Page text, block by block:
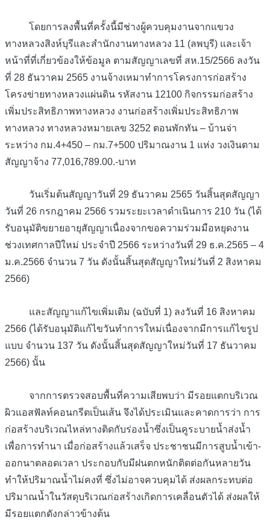
โดยการลงพื้นที่ครั้งนี้มีช่างผู้ควบคุมงานจากแขวง
ทางหลวงสิงห์บุรีและสำนักงานทางหลวง 11 (ลพบุรี) และเจ้า
หน้าที่ที่เกี่ยวข้องให้ข้อมูล ตามสัญญาเลขที่ สห.15/2566 ลงวัน
ที่ 28 ธันวาคม 2565 งานจ้างเหมาทำการโครงการก่อสร้าง
โครงข่ายทางหลวงแผ่นดิน รหัสงาน 12100 กิจกรรมก่อสร้าง
เพิ่มประสิทธิภาพทางหลวง งานก่อสร้างเพิ่มประสิทธิภาพ
ทางหลวง ทางหลวงหมายเลข 3252 ตอนพักทัน – บ้านจ่า
ระหว่าง กม.4+450 – กม.7+500 ปริมาณงาน 1 แห่ง วงเงินตาม
สัญญาจ้าง 77,016,789.00.-บาท
วันเริ่มต้นสัญญาวันที่ 29 ธันวาคม 2565 วันสิ้นสุดสัญญา
วันที่ 26 กรกฎาคม 2566 รวมระยะเวลาดำเนินการ 210 วัน (ได้
รับอนุมัติขยายอายุสัญญาเนื่องจากขอความร่วมมือหยุดงาน
ช่วงเทศกาลปีใหม่ ประจำปี 2566 ระหว่างวันที่ 29 ธ.ค.2565 – 4
ม.ค.2566 จำนวน 7 วัน ดังนั้นสิ้นสุดสัญญาใหม่วันที่ 2 สิงหาคม
2566)
และสัญญาแก้ไขเพิ่มเติม (ฉบับที่ 1) ลงวันที่ 16 สิงหาคม
2566 (ได้รับอนุมัติแก้ไขวันทำการใหม่เนื่องจากมีการแก้ไขรูป
แบบ จำนวน 137 วัน ดังนั้นสิ้นสุดสัญญาใหม่วันที่ 17 ธันวาคม
2566) นั้น
จากการตรวจสอบพื้นที่ความเสียพบว่า มีรอยแตกบริเวณ
ผิวแอสฟัลท์คอนกรีตเป็นเส้น จึงได้ประเมินและคาดการว่า การ
ก่อสร้างบริเวณไหล่ทางติดกับร่องน้ำซึ่งเป็นคูระบายน้ำส่งน้ำ
เพื่อการทำนา เมื่อก่อสร้างแล้วเสร็จ ประชาชนมีการสูบน้ำเข้า-
ออกนาตลอดเวลา ประกอบกับมีฝนตกหนักติดต่อกันหลายวัน
ทำให้ปริมาณน้ำไม่คงที่ ซึ่งไม่อาจควบคุมได้ ส่งผลกระทบต่อ
ปริมาณน้ำในวัสดุบริเวณก่อสร้างเกิดการเคลื่อนตัวได้ ส่งผลให้
มีรอยแตกดังกล่าวข้างต้น